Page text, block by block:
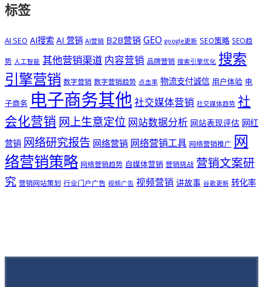
标签
AI SEO AI搜索 AI 营销 AI营销 B2B营销 GEO google更新 SEO策略 SEO趋
势 人工智能 其他营销渠道 内容营销 品牌营销 搜索引擎优化 搜索
引擎营销 数字营销 数字营销趋势 点击率 物流支付诚信 用户体验 电
子商务 电子商务其他社交媒体营销 社交媒体趋势 社
会化营销 网上生意定位 网站数据分析 网站表现评估 网红
营销 网络研究报告 网络营销 网络营销工具 网络营销推广 网
络营销策略 网络营销趋势 自媒体营销 营销挑战 营销文案研
究 营销网站策划 行业门户广告 视频广告 视频营销 讲故事 谷歌更新 转化率